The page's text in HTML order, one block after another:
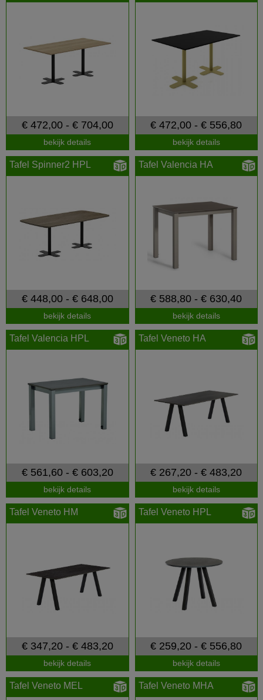
€ 472,00 - € 704,00
bekijk details
€ 472,00 - € 556,80
bekijk details
Tafel Spinner2 HPL
€ 448,00 - € 648,00
bekijk details
Tafel Valencia HA
€ 588,80 - € 630,40
bekijk details
Tafel Valencia HPL
€ 561,60 - € 603,20
bekijk details
Tafel Veneto HA
€ 267,20 - € 483,20
bekijk details
Tafel Veneto HM
€ 347,20 - € 483,20
bekijk details
Tafel Veneto HPL
€ 259,20 - € 556,80
bekijk details
Tafel Veneto MEL Tafel Veneto MHA